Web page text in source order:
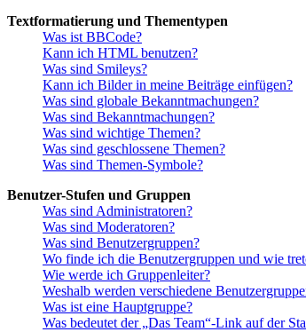
Textformatierung und Thementypen
Was ist BBCode?
Kann ich HTML benutzen?
Was sind Smileys?
Kann ich Bilder in meine Beiträge einfügen?
Was sind globale Bekanntmachungen?
Was sind Bekanntmachungen?
Was sind wichtige Themen?
Was sind geschlossene Themen?
Was sind Themen-Symbole?
Benutzer-Stufen und Gruppen
Was sind Administratoren?
Was sind Moderatoren?
Was sind Benutzergruppen?
Wo finde ich die Benutzergruppen und wie
Wie werde ich Gruppenleiter?
Weshalb werden verschiedene
Was ist eine Hauptgruppe?
Was bedeutet der „Das Team“-Link auf der